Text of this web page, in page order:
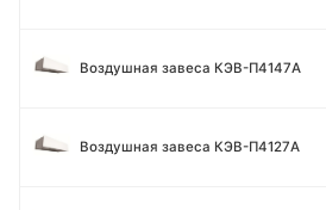
Воздушная завеса КЭВ-П4147A
Воздушная завеса КЭВ-П4127A